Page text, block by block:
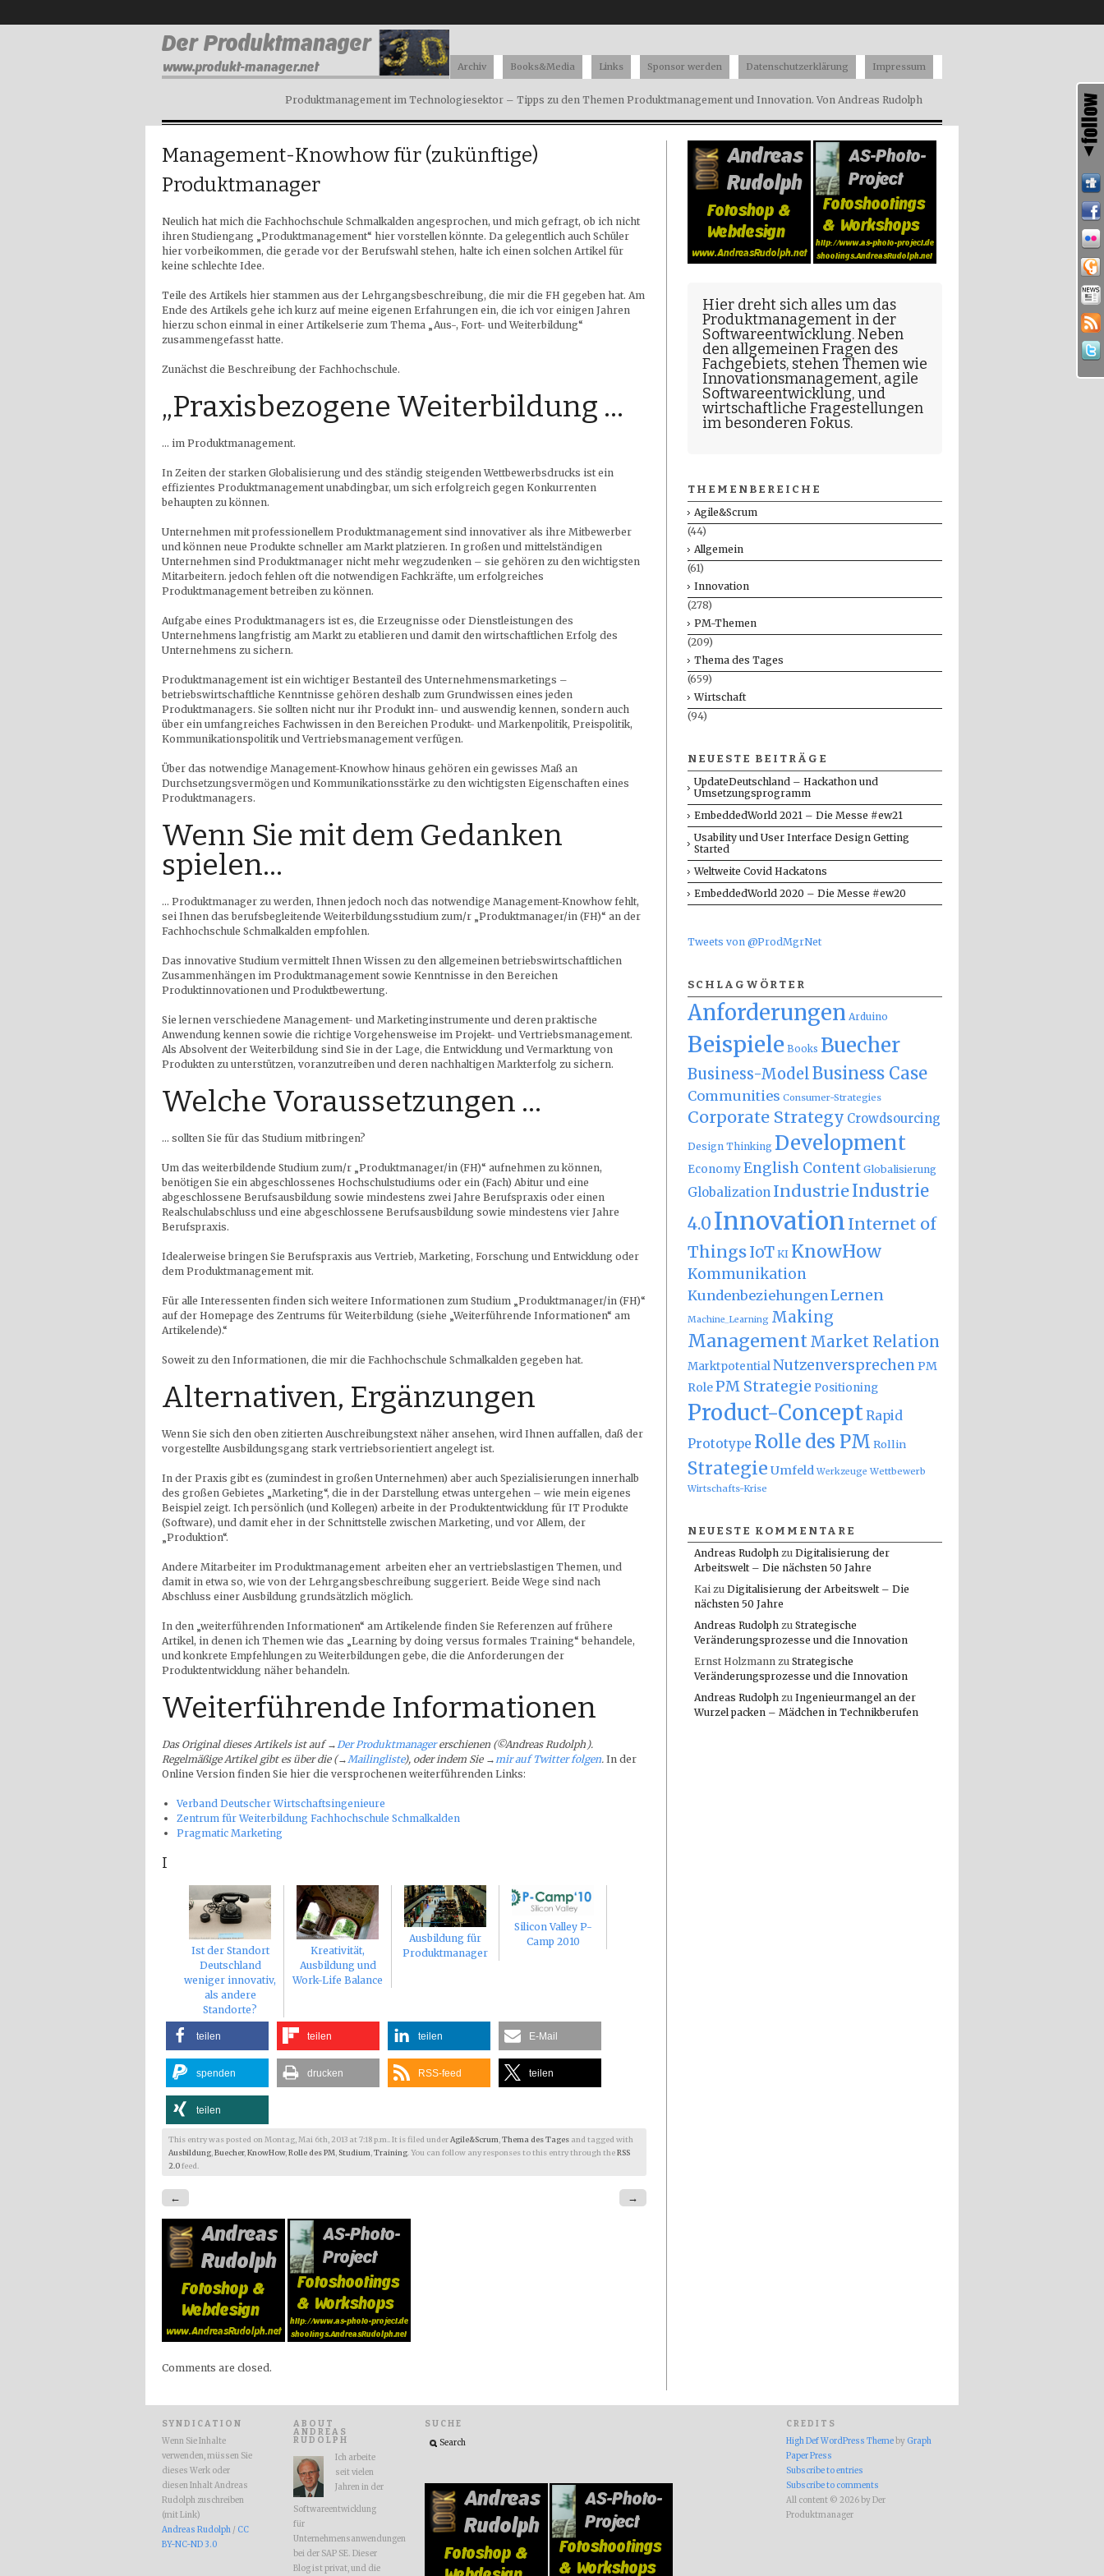
Produktmanagement im Technologiesektor – Tipps zu den Themen Produktmanagement und Innovation. Von Andreas Rudolph
Archiv Books&Media Links Sponsor werden Datenschutzerklärung Impressum
Management-Knowhow für (zukünftige)
Produktmanager
Neulich hat mich die Fachhochschule Schmalkalden angesprochen, und mich gefragt, ob ich nicht
ihren Studiengang „Produktmanagement“ hier vorstellen könnte. Da gelegentlich auch Schüler
hier vorbeikommen, die gerade vor der Berufswahl stehen, halte ich einen solchen Artikel für
keine schlechte Idee.
Teile des Artikels hier stammen aus der Lehrgangsbeschreibung, die mir die FH gegeben hat. Am
Ende des Artikels gehe ich kurz auf meine eigenen Erfahrungen ein, die ich vor einigen Jahren
hierzu schon einmal in einer Artikelserie zum Thema „Aus-, Fort- und Weiterbildung“
zusammengefasst hatte.
Zunächst die Beschreibung der Fachhochschule.
„Praxisbezogene Weiterbildung …
… im Produktmanagement.
In Zeiten der starken Globalisierung und des ständig steigenden Wettbewerbsdrucks ist ein
effizientes Produktmanagement unabdingbar, um sich erfolgreich gegen Konkurrenten
behaupten zu können.
Unternehmen mit professionellem Produktmanagement sind innovativer als ihre Mitbewerber
und können neue Produkte schneller am Markt platzieren. In großen und mittelständigen
Unternehmen sind Produktmanager nicht mehr wegzudenken – sie gehören zu den wichtigsten
Mitarbeitern. jedoch fehlen oft die notwendigen Fachkräfte, um erfolgreiches
Produktmanagement betreiben zu können.
Aufgabe eines Produktmanagers ist es, die Erzeugnisse oder Dienstleistungen des
Unternehmens langfristig am Markt zu etablieren und damit den wirtschaftlichen Erfolg des
Unternehmens zu sichern.
Produktmanagement ist ein wichtiger Bestanteil des Unternehmensmarketings –
betriebswirtschaftliche Kenntnisse gehören deshalb zum Grundwissen eines jeden
Produktmanagers. Sie sollten nicht nur ihr Produkt inn- und auswendig kennen, sondern auch
über ein umfangreiches Fachwissen in den Bereichen Produkt- und Markenpolitik, Preispolitik,
Kommunikationspolitik und Vertriebsmanagement verfügen.
Über das notwendige Management-Knowhow hinaus gehören ein gewisses Maß an
Durchsetzungsvermögen und Kommunikationsstärke zu den wichtigsten Eigenschaften eines
Produktmanagers.
Wenn Sie mit dem Gedanken
spielen…
… Produktmanager zu werden, Ihnen jedoch noch das notwendige Management-Knowhow fehlt,
sei Ihnen das berufsbegleitende Weiterbildungsstudium zum/r „Produktmanager/in (FH)“ an der
Fachhochschule Schmalkalden empfohlen.
Das innovative Studium vermittelt Ihnen Wissen zu den allgemeinen betriebswirtschaftlichen
Zusammenhängen im Produktmanagement sowie Kenntnisse in den Bereichen
Produktinnovationen und Produktbewertung.
Sie lernen verschiedene Management- und Marketinginstrumente und deren praktische
Anwendung kennen sowie die richtige Vorgehensweise im Projekt- und Vertriebsmanagement.
Als Absolvent der Weiterbildung sind Sie in der Lage, die Entwicklung und Vermarktung von
Produkten zu unterstützen, voranzutreiben und deren nachhaltigen Markterfolg zu sichern.
Welche Voraussetzungen …
… sollten Sie für das Studium mitbringen?
Um das weiterbildende Studium zum/r „Produktmanager/in (FH)“ aufnehmen zu können,
benötigen Sie ein abgeschlossenes Hochschulstudiums oder ein (Fach) Abitur und eine
abgeschlossene Berufsausbildung sowie mindestens zwei Jahre Berufspraxis oder einen
Realschulabschluss und eine abgeschlossene Berufsausbildung sowie mindestens vier Jahre
Berufspraxis.
Idealerweise bringen Sie Berufspraxis aus Vertrieb, Marketing, Forschung und Entwicklung oder
dem Produktmanagement mit.
Für alle Interessenten finden sich weitere Informationen zum Studium „Produktmanager/in (FH)“
auf der Homepage des Zentrums für Weiterbildung (siehe „Weiterführende Informationen“ am
Artikelende).“
Soweit zu den Informationen, die mir die Fachhochschule Schmalkalden gegeben hat.
Alternativen, Ergänzungen
Wenn Sie sich den oben zitierten Auschreibungstext näher ansehen, wird Ihnen auffallen, daß der
vorgestellte Ausbildungsgang stark vertriebsorientiert angelegt ist.
In der Praxis gibt es (zumindest in großen Unternehmen) aber auch Spezialisierungen innerhalb
des großen Gebietes „Marketing“, die in der Darstellung etwas untergehen – wie mein eigenes
Beispiel zeigt. Ich persönlich (und Kollegen) arbeite in der Produktentwicklung für IT Produkte
(Software), und damit eher in der Schnittstelle zwischen Marketing, und vor Allem, der
„Produktion“.
Andere Mitarbeiter im Produktmanagement arbeiten eher an vertriebslastigen Themen, und
damit in etwa so, wie von der Lehrgangsbeschreibung suggeriert. Beide Wege sind nach
Abschluss einer Ausbildung grundsätzlich möglich.
In den „weiterführenden Informationen“ am Artikelende finden Sie Referenzen auf frühere
Artikel, in denen ich Themen wie das „Learning by doing versus formales Training“ behandele,
und konkrete Empfehlungen zu Weiterbildungen gebe, die die Anforderungen der
Produktentwicklung näher behandeln.
Weiterführende Informationen
Das Original dieses Artikels ist auf→ Der Produktmanager erschienen (©Andreas Rudolph ).
Regelmäßige Artikel gibt es über die (→ Mailingliste), oderindem Sie → mir auf Twitter folgen. In der
Online Version finden Sie hier die versprochenen weiterführenden Links:
Verband Deutscher Wirtschaftsingenieure
Zentrum für Weiterbildung Fachhochschule Schmalkalden
Pragmatic Marketing
I
Ist der Standort
Deutschland
weniger innovativ,
als andere
Standorte?
Kreativität,
Ausbildung und
Work-Life Balance
Ausbildung für
Produktmanager
Silicon Valley P-
Camp 2010
teilen teilen teilen E-Mail
spenden drucken RSS-feed teilen
teilen
This entry was posted on Montag, Mai 6th, 2013 at 7:18 p.m.. It is filed underAgile&Scrum,Thema des Tages and tagged with
Ausbildung,Buecher,KnowHow,Rolle des PM, Studium,Training. You can follow any responses to this entry through theRSS
2.0feed.
← →
Comments are closed.
Hier dreht sich alles um das
Produktmanagement in der
Softwareentwicklung. Neben
den allgemeinen Fragen des
Fachgebiets, stehen Themen wie
Innovationsmanagement, agile
Softwareentwicklung, und
wirtschaftliche Fragestellungen
im besonderen Fokus.
THEMENBEREICHE
Agile&Scrum
(44)
Allgemein
(61)
Innovation
(278)
PM-Themen
(209)
Thema des Tages
(659)
Wirtschaft
(94)
NEUESTE BEITRÄGE
UpdateDeutschland – Hackathon und
Umsetzungsprogramm
EmbeddedWorld 2021 – Die Messe #ew21
Usability und User Interface Design Getting
Started
Weltweite Covid Hackatons
EmbeddedWorld 2020 – Die Messe #ew20
Tweets von @ProdMgrNet
SCHLAGWÖRTER
Anforderungen Arduino
Beispiele Books Buecher
Business-Model Business Case
Communities Consumer-Strategies
Corporate Strategy Crowdsourcing
Design Thinking Development
EconomyEnglish Content Globalisierung
Globalization IndustrieIndustrie
4.0Innovation Internet of
ThingsIoT KI KnowHow
Kommunikation
Kundenbeziehungen Lernen
Machine_Learning Making
Management Market Relation
MarktpotentialNutzenversprechen PM
RolePM Strategie Positioning
Product-ConceptRapid
Prototype Rolle des PM Rollin
Strategie Umfeld Werkzeuge Wettbewerb
Wirtschafts-Krise
NEUESTE KOMMENTARE
Andreas Rudolph zu Digitalisierung der
Arbeitswelt – Die nächsten 50 Jahre
Kai zu Digitalisierung der Arbeitswelt – Die
nächsten 50 Jahre
Andreas Rudolph zu Strategische
Veränderungsprozesse und die Innovation
Ernst Holzmann zu Strategische
Veränderungsprozesse und die Innovation
Andreas Rudolph zu Ingenieurmangel an der
Wurzel packen – Mädchen in Technikberufen
SYNDICATION
Wenn Sie Inhalte
verwenden, müssen Sie
dieses Werk oder
diesen Inhalt Andreas
Rudolph zuschreiben
(mit Link)
Andreas Rudolph / CC
BY-NC-ND 3.0
ABOUT
ANDREAS
RUDOLPH
Ich arbeite
seit vielen
Jahren in der
Softwareentwicklung
für
Unternehmensanwendungen
bei der SAP SE. Dieser
Blog ist privat, und die
SUCHE CREDITS
High Def WordPress Theme by Graph
Paper Press
Subscribe to entries
Subscribe to comments
All content © 2026 by Der
Produktmanager